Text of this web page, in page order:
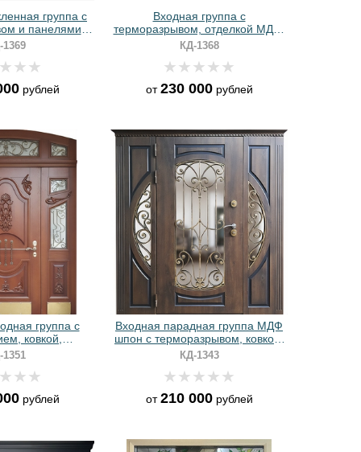
группа с
и панелями
антрацит
1369
рублей
Входная группа с
терморазрывом, отделкой МДФ,
стеклом и ковкой
КД-1368
от230 000рублей
группа с
ковкой,
панелями МДФ с
1351
рублей
Входная парадная группа МДФ
шпон с терморазрывом, ковкой,
стеклопакетами и карнизом
КД-1343
от210 000рублей